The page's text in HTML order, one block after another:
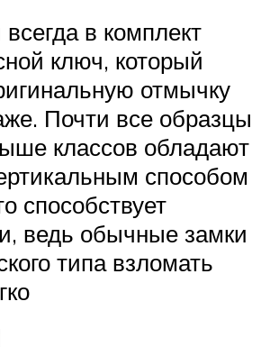
в комплект
ключ, который
отмычку
Почти все образцы
классов обладают
способом
способствует
ведь обычные замки
типа взломать